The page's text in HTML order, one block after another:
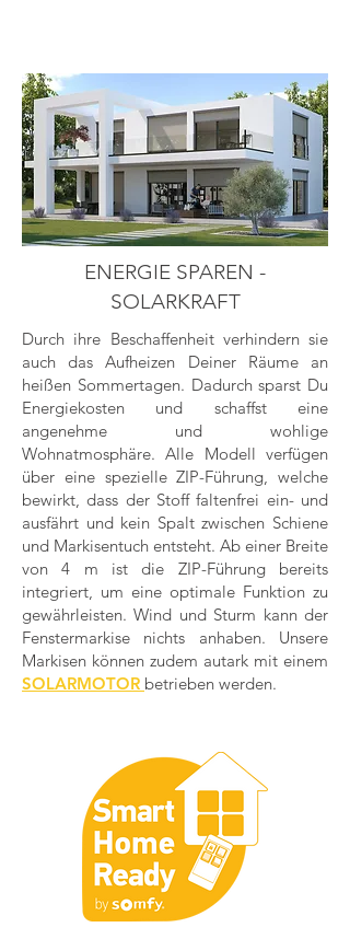
ENERGIE SPAREN -
SOLARKRAFT
Durch ihre Beschaffenheit verhindern sie
auch das Aufheizen Deiner Räume an
heißen Sommertagen. Dadurch sparst Du
Energiekosten und schaffst eine
angenehme und wohlige
Wohnatmosphäre. Alle Modell verfügen
über eine spezielle ZIP-Führung, welche
bewirkt, dass der Stoff faltenfrei ein- und
ausfährt und kein Spalt zwischen Schiene
und Markisentuch entsteht. Ab einer Breite
von 4 m ist die ZIP-Führung bereits
integriert, um eine optimale Funktion zu
gewährleisten. Wind und Sturm kann der
Fenstermarkise nichts anhaben. Unsere
Markisen können zudem autark mit einem
SOLARMOTOR betrieben werden.